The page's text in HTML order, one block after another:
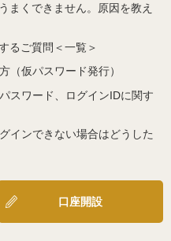
まくできません。原因を教え
るご質問＜一覧＞
（仮パスワード発行）
スワード、ログインIDに関す
インできない場合はどうした
口座開設